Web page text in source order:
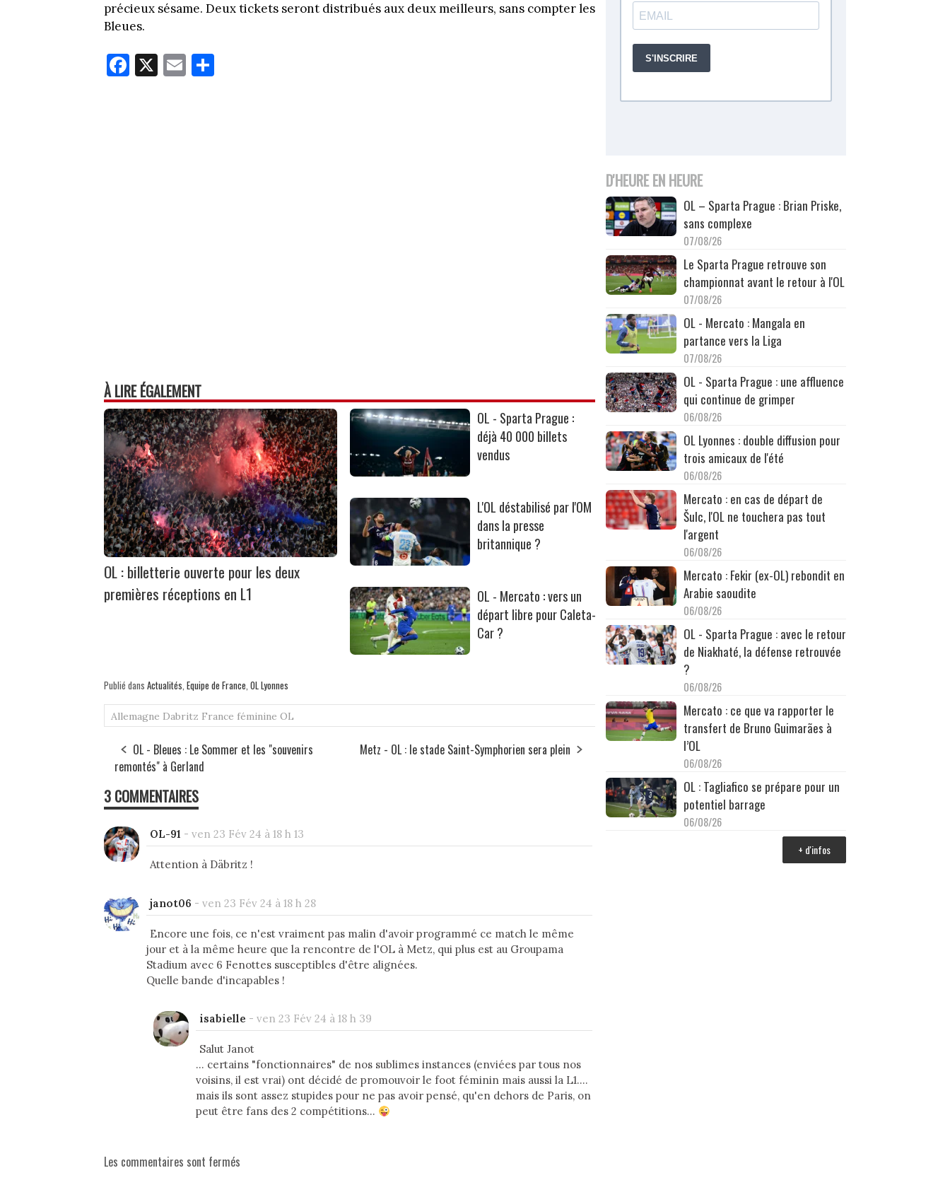
précieux sésame. Deux tickets seront distribués aux deux meilleurs, sans compter les
Bleues.
Fa
ce
X E
m
À LIRE ÉGALEMENT
OL : billetterie ouverte pour les deux
premières réceptions en L1
OL - Sparta Prague :
déjà 40 000 billets
vendus
L'OL déstabilisé par l'OM
dans la presse
britannique ?
OL - Mercato : vers un
départ libre pour Caleta-
Car ?
Publié dans Actualités, Equipe de France, OL Lyonnes
Allemagne Dabritz France féminine OL
OL - Bleues : Le Sommer et les "souvenirs
remontés" à Gerland
Metz - OL : le stade Saint-Symphorien sera plein
3 COMMENTAIRES
OL-91 - ven 23 Fév 24 à 18 h 13
Attention à Däbritz !
janot06 - ven 23 Fév 24 à 18 h 28
Encore une fois, ce n'est vraiment pas malin d'avoir programmé ce match le même
jour et à la même heure que la rencontre de l'OL à Metz, qui plus est au Groupama
Stadium avec 6 Fenottes susceptibles d'être alignées.
Quelle bande d'incapables !
isabielle - ven 23 Fév 24 à 18 h 39
Salut Janot
... certains "fonctionnaires" de nos sublimes instances (enviées par tous nos
voisins, il est vrai) ont décidé de promouvoir le foot féminin mais aussi la L1....
mais ils sont assez stupides pour ne pas avoir pensé, qu'en dehors de Paris, on
peut être fans des 2 compétitions...
Les commentaires sont fermés
D'HEURE EN HEURE
OL – Sparta Prague : Brian Priske,
sans complexe
07/08/26
Le Sparta Prague retrouve son
championnat avant le retour à l'OL
07/08/26
OL - Mercato : Mangala en
partance vers la Liga
07/08/26
OL - Sparta Prague : une affluence
qui continue de grimper
06/08/26
OL Lyonnes : double diffusion pour
trois amicaux de l'été
06/08/26
Mercato : en cas de départ de
Šulc, l'OL ne touchera pas tout
l'argent
06/08/26
Mercato : Fekir (ex-OL) rebondit en
Arabie saoudite
06/08/26
OL - Sparta Prague : avec le retour
de Niakhaté, la défense retrouvée
?
06/08/26
Mercato : ce que va rapporter le
transfert de Bruno Guimarães à
l’OL
06/08/26
OL : Tagliafico se prépare pour un
potentiel barrage
06/08/26
+ d'infos